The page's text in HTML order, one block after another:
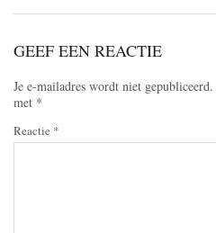
GEEF EEN REACTIE
Je e-mailadres wordt niet gepubliceerd.
met *
Reactie *